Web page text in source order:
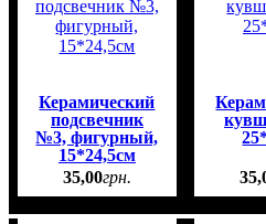
Керамический
подсвечник
№3, фигурный,
15*24,5см
35,00грн. 35,